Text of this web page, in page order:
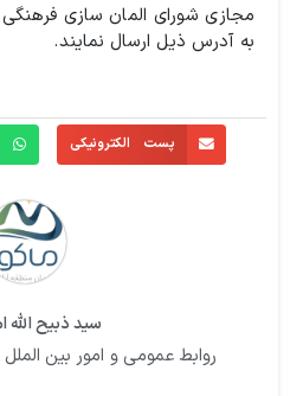
مجازی شورای المان سازی
به آدرس ذیل ارسال نمایند.
پست الکترونیکی
سید ذبیح الله
روابط عمومی و امور بین